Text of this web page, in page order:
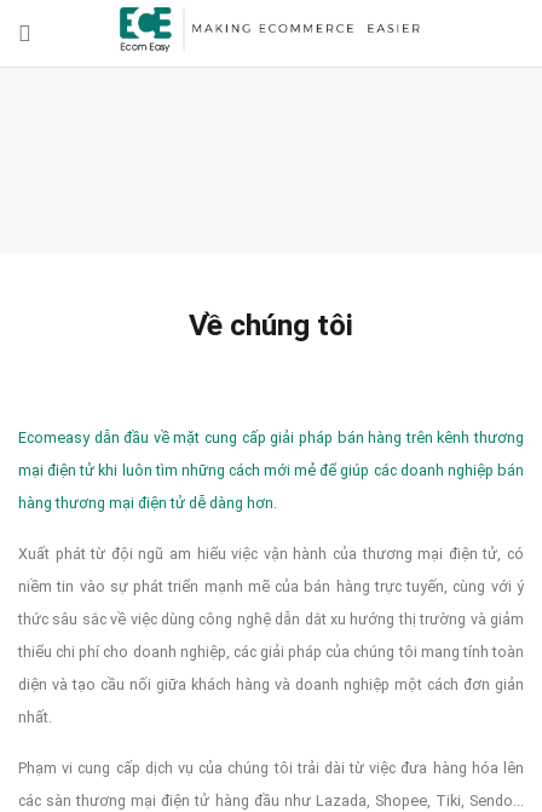
Về chúng tôi
Ecomeasy dẫn đầu về mặt cung cấp giải pháp bán hàng trên kênh thương
mại điện tử khi luôn tìm những cách mới mẻ để giúp các doanh nghiệp bán
hàng thương mại điện tử dễ dàng hơn.
Xuất phát từ đội ngũ am hiểu việc vận hành của thương mại điện tử, có
niềm tin vào sự phát triển mạnh mẽ của bán hàng trực tuyến, cùng với ý
thức sâu sắc về việc dùng công nghệ dẫn dắt xu hướng thị trường và giảm
thiểu chi phí cho doanh nghiệp, các giải pháp của chúng tôi mang tính toàn
diện và tạo cầu nối giữa khách hàng và doanh nghiệp một cách đơn giản
nhất.
Phạm vi cung cấp dịch vụ của chúng tôi trải dài từ việc đưa hàng hóa lên
các sàn thương mại điện tử hàng đầu như Lazada, Shopee, Tiki, Sendo...